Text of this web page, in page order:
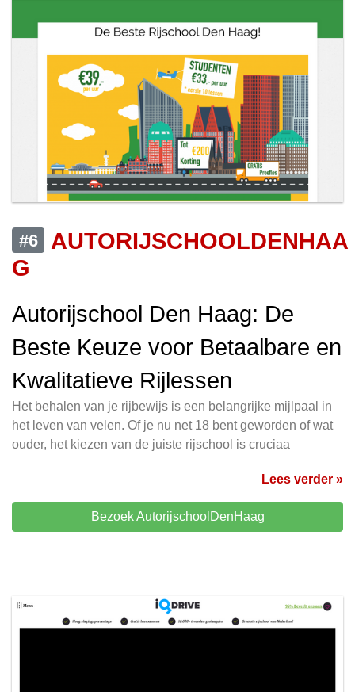
#6
AUTORIJSCHOOLDENHAA
G
Autorijschool Den Haag: De
Beste Keuze voor Betaalbare en
Kwalitatieve Rijlessen
Het behalen van je rijbewijs is een belangrijke mijlpaal in
het leven van velen. Of je nu net 18 bent geworden of wat
ouder, het kiezen van de juiste rijschool is cruciaa
Lees verder »
Bezoek AutorijschoolDenHaag